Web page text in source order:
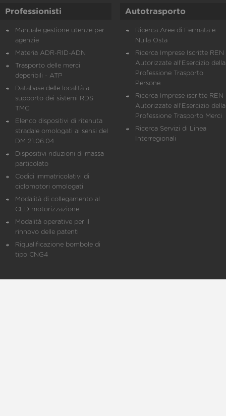
Professionisti
Manuale gestione utenze per
agenzie
Materia ADR-RID-ADN
Trasporto delle merci
deperibili - ATP
Database delle località a
supporto dei sistemi RDS
TMC
Elenco dispositivi di ritenuta
stradale omologati ai sensi del
DM 21.06.04
Dispositivi riduzioni di massa
particolato
Codici immatricolativi di
ciclomotori omologati
Modalità di collegamento al
CED motorizzazione
Modalità operative per il
rinnovo delle patenti
Riqualificazione bombole di
tipo CNG4
Autotrasporto
Ricerca Aree di Fermata e
Nulla Osta
Ricerca Imprese Iscritte REN
Autorizzate all'Esercizio della
Professione Trasporto
Persone
Ricerca Imprese iscritte REN
Autorizzate all'Esercizio della
Professione Trasporto Merci
Ricerca Servizi di Linea
Interregionali